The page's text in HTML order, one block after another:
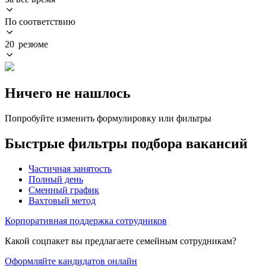
По соответствию
20 резюме
Ничего не нашлось
Попробуйте изменить формулировку или фильтры
Быстрые фильтры подбора вакансий
Частичная занятость
Полный день
Сменный график
Вахтовый метод
Корпоративная поддержка сотрудников
Какой соцпакет вы предлагаете семейным сотрудникам?
Оформляйте кандидатов онлайн